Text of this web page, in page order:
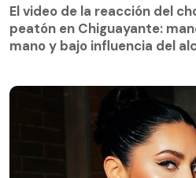
peatón en Chiguayante:
mano y bajo influencia del
El video de la reacción del
peatón en Chiguayante:
mano y bajo influencia del